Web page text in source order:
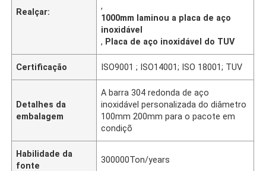
Realçar:
,
1000mm laminou a placa de aço
inoxidável
, Placa de aço inoxidável do TUV
Certificação ISO9001 ; ISO14001; ISO 18001; TUV
Detalhes da
embalagem
A barra 304 redonda de aço
inoxidável personalizada do diâmetro
100mm 200mm para o pacote em
condiçõ
Habilidade da
fonte
300000Ton/years